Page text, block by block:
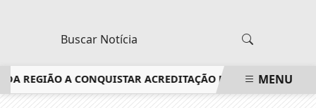
A CONQUISTAR ACREDITAÇÃO DO CONSELHOMENU